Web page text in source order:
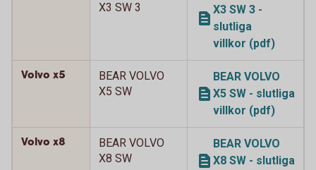
X3 SW 3
X3 SW 3 -
slutliga
villkor (pdf)
Volvo x5
BEAR VOLVO
X5 SW
BEAR VOLVO
X5 SW - slutliga
villkor (pdf)
Volvo x8
BEAR VOLVO
X8 SW
BEAR VOLVO
X8 SW - slutliga